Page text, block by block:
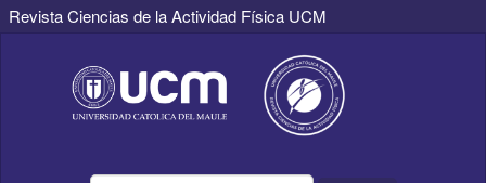
Revista Ciencias de la Actividad Física UCM
principal
Contenido
principal